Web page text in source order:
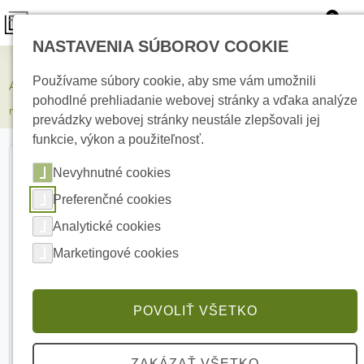
0
AJAX Superior LineSupply 45W Fibra White Modul poskytujúci
napájanie
NASTAVENIA SÚBOROV COOKIE
Používame súbory cookie, aby sme vám umožnili
pohodlné prehliadanie webovej stránky a vďaka analýze
prevádzky webovej stránky neustále zlepšovali jej
funkcie, výkon a použiteľnosť.
Nevyhnutné cookies
Preferenčné cookies
Analytické cookies
Marketingové cookies
POVOLIŤ VŠETKO